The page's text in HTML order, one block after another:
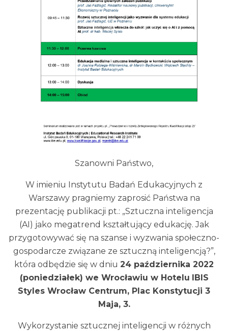
Szanowni Państwo,
W imieniu Instytutu Badań Edukacyjnych z
Warszawy pragniemy zaprosić Państwa na
prezentację publikacji pt.: „Sztuczna inteligencja
(AI) jako megatrend kształtujący edukację. Jak
przygotowywać się na szanse i wyzwania społeczno-
gospodarcze związane ze sztuczną inteligencją?”,
która odbędzie się w dniu 24 października 2022
(poniedziałek) we Wrocławiu w Hotelu IBIS
Styles Wrocław Centrum, Plac Konstytucji 3
Maja, 3.
Wykorzystanie sztucznej inteligencji w różnych